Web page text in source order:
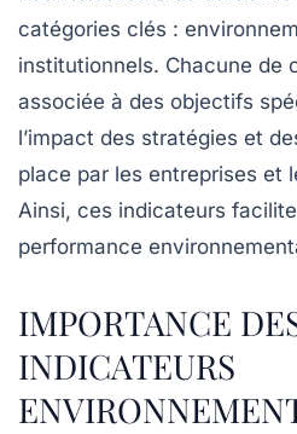
catégories clés :
institutionnels. Chacune de
associée à des objectifs
l’impact des stratégies et
place par les entreprises et
Ainsi, ces indicateurs
performance
IMPORTANCE
INDICATEURS